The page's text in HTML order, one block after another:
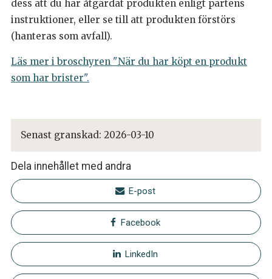
dess att du har åtgärdat produkten enligt partens
instruktioner, eller se till att produkten förstörs
(hanteras som avfall).
Läs mer i broschyren "När du har köpt en produkt
som har brister".
Senast granskad: 2026-03-10
Dela innehållet med andra
E-post
Facebook
LinkedIn